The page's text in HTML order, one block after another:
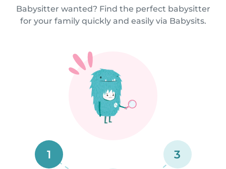
Babysitter wanted? Find the perfect babysitter
for your family quickly and easily via Babysits.
1 3